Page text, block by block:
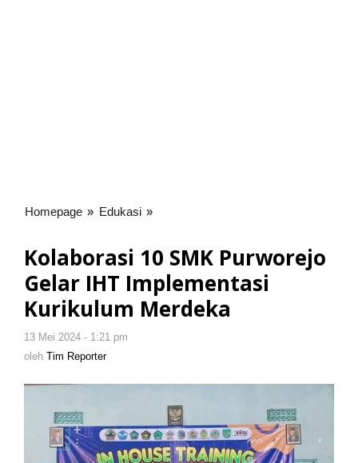
Homepage » Edukasi »
Purworejo
Gelar
IHT
Implementasi
Kolaborasi 10 SMK Purworejo
Gelar IHT Implementasi
Kurikulum Merdeka
13 Mei 2024 - 1:21 pm
oleh Tim Reporter